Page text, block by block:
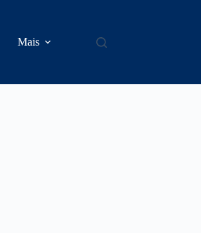
Mais